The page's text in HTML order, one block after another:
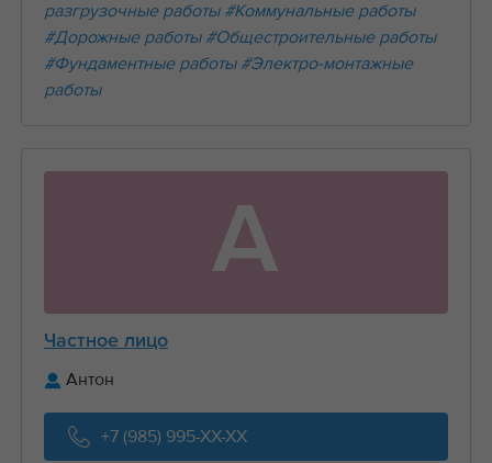
разгрузочные работы #Коммунальные работы
#Дорожные работы #Общестроительные работы
#Фундаментные работы #Электро-монтажные
работы
А
Частное лицо
Антон
+7 (985) 995-XX-XX